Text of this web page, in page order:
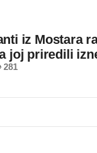
iz Mostara
joj priredili